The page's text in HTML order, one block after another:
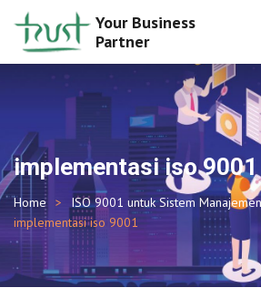
Your Business
Partner
implementasi iso 9001
Home
ISO 9001 untuk Sistem
implementasi iso 9001